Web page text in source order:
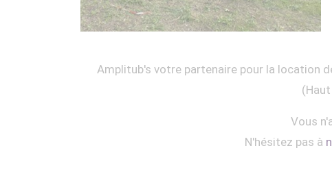
Amplitub's votre partenaire pour la location
Vous
N'hésitez pas à